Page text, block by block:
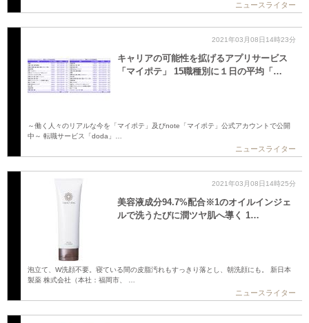
ニュースライター
2021年03月08日14時23分
キャリアの可能性を拡げるアプリサービス
「マイポテ」 15職種別に１日の平均「…
～働く人々のリアルな今を「マイポテ」及びnote「マイポテ」公式アカウントで公開
中～ 転職サービス「doda」…
ニュースライター
2021年03月08日14時25分
美容液成分94.7%配合※1のオイルインジェ
ルで洗うたびに潤ツヤ肌へ導く 1…
泡立て、W洗顔不要。寝ている間の皮脂汚れもすっきり落とし、朝洗顔にも。 新日本
製薬 株式会社（本社：福岡市、 …
ニュースライター